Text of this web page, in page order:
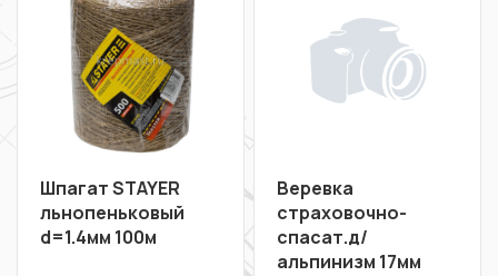
Шпагат STAYER
льнопеньковый
d=1.4мм 100м
Веревка
страховочно-
спасат.д/
альпинизм 17мм